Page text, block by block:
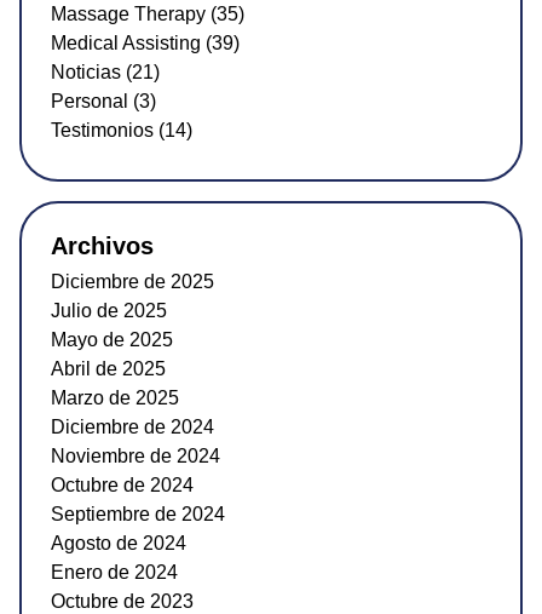
Massage Therapy (35)
Medical Assisting (39)
Noticias (21)
Personal (3)
Testimonios (14)
Archivos
Diciembre de 2025
Julio de 2025
Mayo de 2025
Abril de 2025
Marzo de 2025
Diciembre de 2024
Noviembre de 2024
Octubre de 2024
Septiembre de 2024
Agosto de 2024
Enero de 2024
Octubre de 2023